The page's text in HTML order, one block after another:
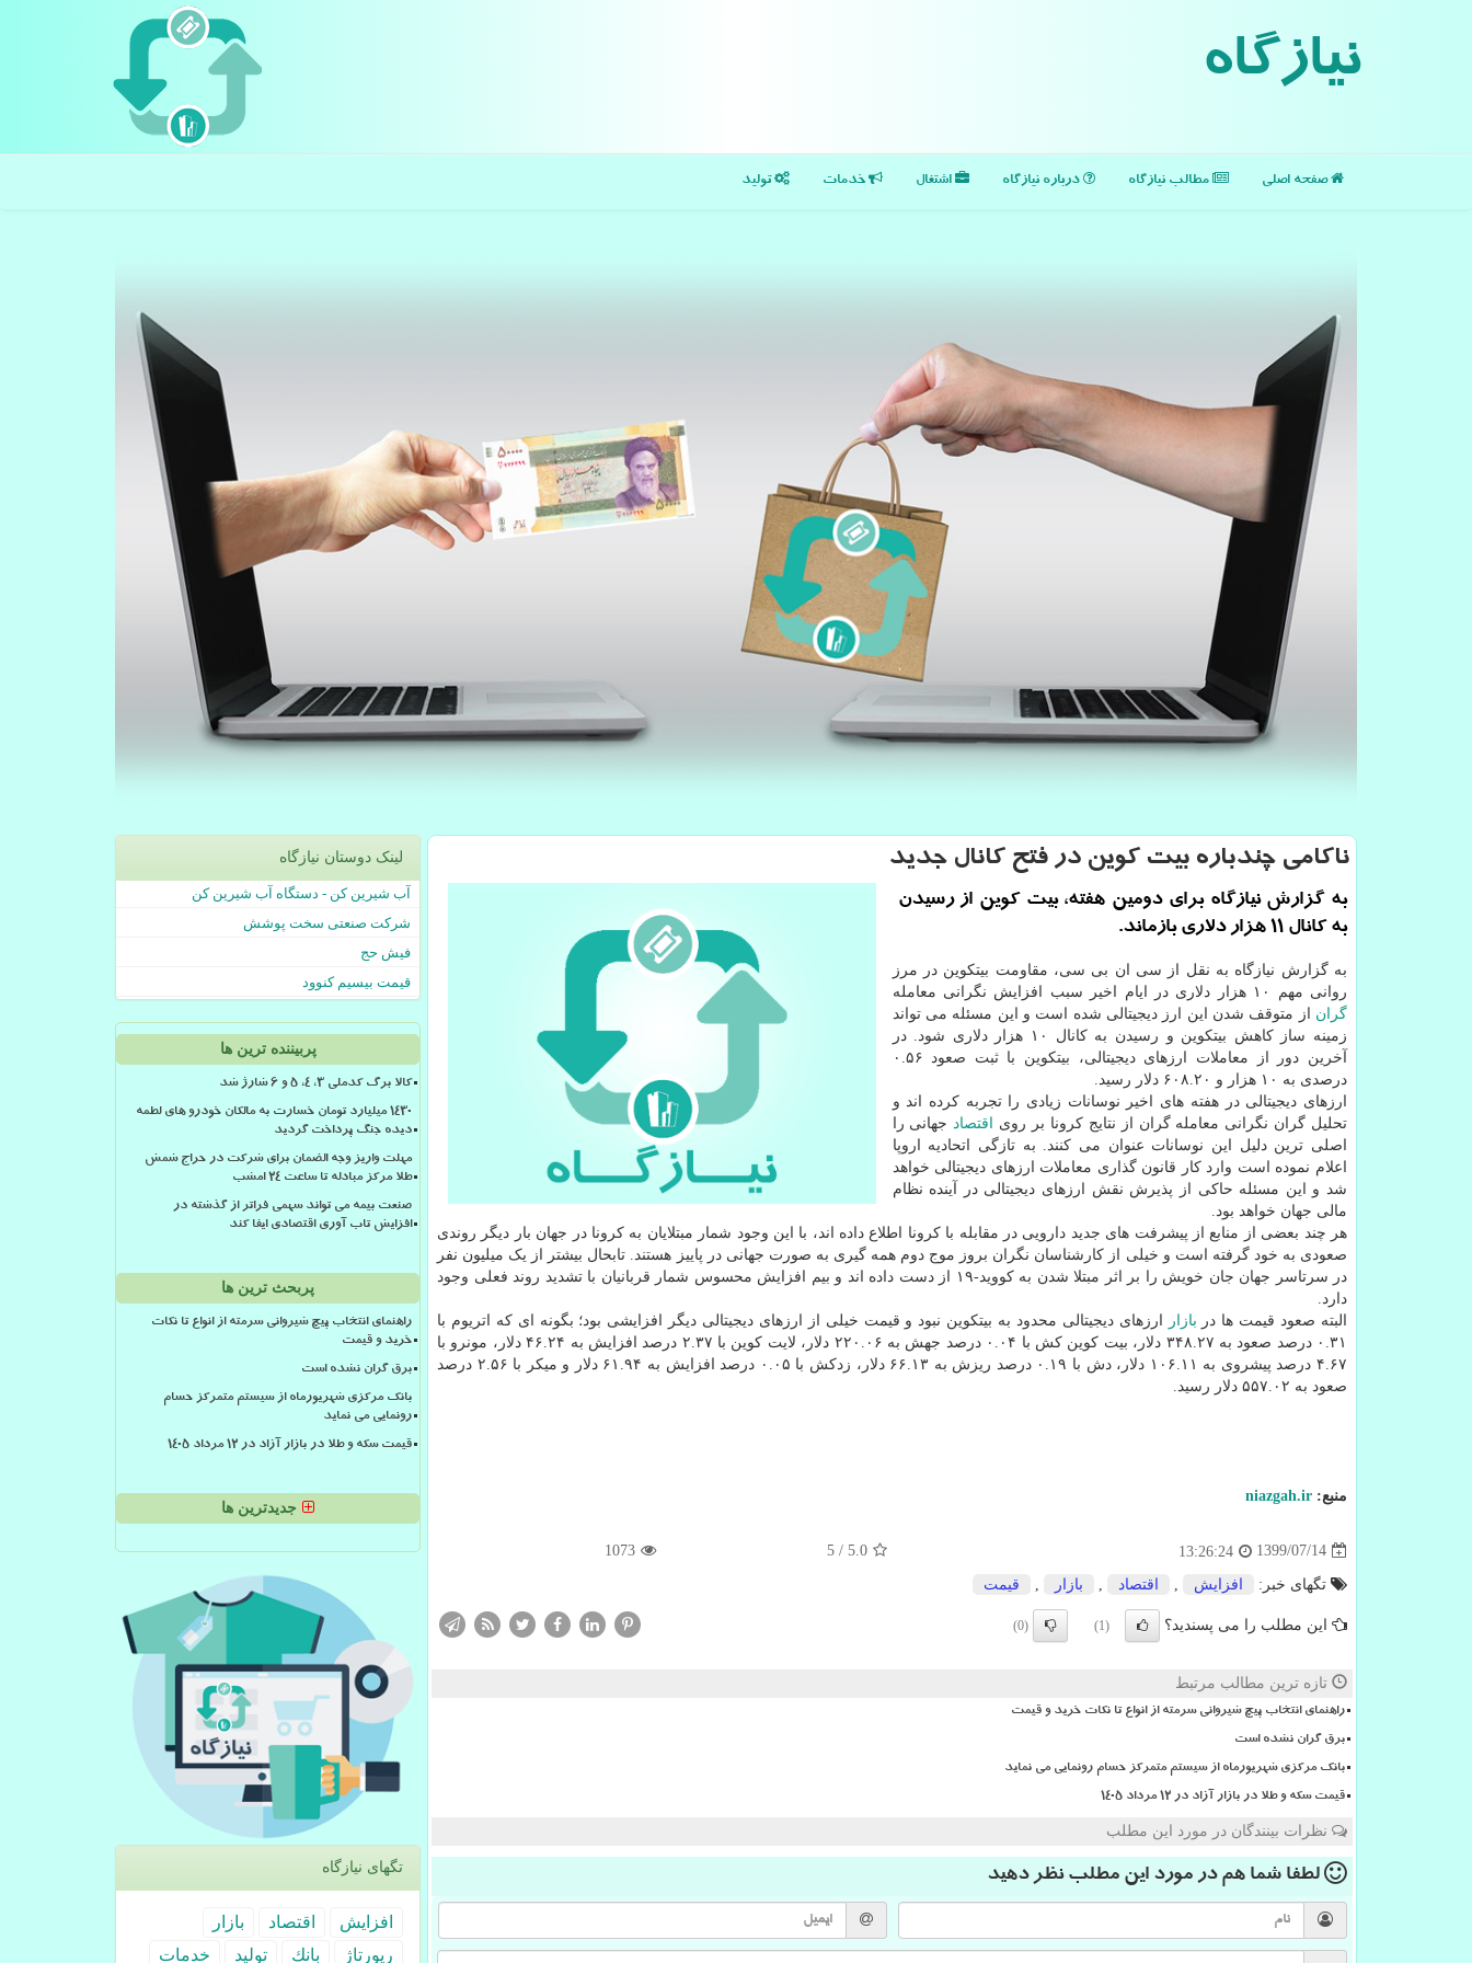
نیازگاه
صفحه اصلی مطالب نیازگاه درباره نیازگاه اشتغال خدمات تولید
ناكامی چندباره بیت كوین در فتح كانال جدید
به گزارش نیازگاه برای دومین هفته، بیت كوین از رسیدن
به كانال ۱۱ هزار دلاری بازماند.
به گزارش نیازگاه به نقل از سی ان بی سی، مقاومت بیتکوین در مرز
روانی مهم ۱۰ هزار دلاری در ایام اخیر سبب افزایش نگرانی معامله
گران از متوقف شدن این ارز دیجیتالی شده است و این مسئله می تواند
زمینه ساز کاهش بیتکوین و رسیدن به کانال ۱۰ هزار دلاری شود. در
آخرین دور از معاملات ارزهای دیجیتالی، بیتکوین با ثبت صعود ۰.۵۶
درصدی به ۱۰ هزار و ۶۰۸.۲۰ دلار رسید.
ارزهای دیجیتالی در هفته های اخیر نوسانات زیادی را تجربه کرده اند و
تحلیل گران نگرانی معامله گران از نتایج کرونا بر روی
اقتصادجهانی را
اصلی ترین دلیل این نوسانات عنوان می کنند. به تازگی اتحادیه اروپا
اعلام نموده است وارد کار قانون گذاری معاملات ارزهای دیجیتالی خواهد
شد و این مسئله حاکی از پذیرش نقش ارزهای دیجیتالی در آینده نظام
مالی جهان خواهد بود.
هر چند بعضی از منابع از پیشرفت های جدید دارویی در مقابله با کرونا اطلاع داده اند، با این وجود شمار مبتلایان به کرونا در جهان بار دیگر روندی
صعودی به خود گرفته است و خیلی از کارشناسان نگران بروز موج دوم همه گیری به صورت جهانی در پاییز هستند. تابحال بیشتر از یک میلیون نفر
در سرتاسر جهان جان خویش را بر اثر مبتلا شدن به کووید-۱۹ از دست داده اند و بیم افزایش محسوس شمار قربانیان با تشدید روند فعلی وجود
دارد.
البته صعود قیمت ها در بازار
ارزهای دیجیتالی محدود به بیتکوین نبود و قیمت خیلی از ارزهای دیجیتالی دیگر افزایشی بود؛ بگونه ای که اتریوم با
۰.۳۱ درصد صعود به ۳۴۸.۲۷ دلار، بیت کوین کش با ۰.۰۴ درصد جهش به ۲۲۰.۰۶ دلار، لایت کوین با ۲.۳۷ درصد افزایش به ۴۶.۲۴ دلار، مونرو با
۴.۶۷ درصد پیشروی به ۱۰۶.۱۱ دلار، دش با ۰.۱۹ درصد ریزش به ۶۶.۱۳ دلار، زدکش با ۰.۰۵ درصد افزایش به ۶۱.۹۴ دلار و میکر با ۲.۵۶ درصد
صعود به ۵۵۷.۰۲ دلار رسید.
منبع: niazgah.ir
1399/07/14
13:26:24
5.0
/
5
1073
تگهای خبر: افزایش اقتصاد بازار قیمت
این مطلب را می پسندید؟ (1)
(0)
تازه ترین مطالب مرتبط
راهنمای انتخاب پیچ شیروانی سرمته از انواع تا نکات خرید و قیمت
برق گران نشده است
بانک مرکزی شهریورماه از سیستم متمرکز حسام رونمایی می نماید
قیمت سکه و طلا در بازار آزاد در ۱۲ مرداد ۱۴۰۵
نظرات بینندگان در مورد این مطلب
لطفا شما همدر مورد این مطلب نظر دهید
لینک دوستان نیازگاه
آب شیرین کن - دستگاه آب شیرین کن
شرکت صنعتی سخت پوشش
فیش حج
قیمت بیسیم کنوود
پربیننده ترین ها
کالا برگ کدملی 3، 4، 5 و 6 شارژ شد
۱۴۳۰ میلیارد تومان خسارت به مالکان خودرو های لطمه
دیده جنگ پرداخت گردید
مهلت واریز وجه الضمان برای شرکت در حراج شمش
طلا مرکز مبادله تا ساعت ۲۴ امشب
صنعت بیمه می تواند سهمی فراتر از گذشته در
افزایش تاب آوری اقتصادی ایفا کند
پربحث ترین ها
راهنمای انتخاب پیچ شیروانی سرمته از انواع تا نکات
خرید و قیمت
برق گران نشده است
بانک مرکزی شهریورماه از سیستم متمرکز حسام
رونمایی می نماید
قیمت سکه و طلا در بازار آزاد در ۱۲ مرداد ۱۴۰۵
جدیدترین ها
تگهای نیازگاه
افزایش اقتصاد
بازار
رپورتاژ
بانك تولید خدمات